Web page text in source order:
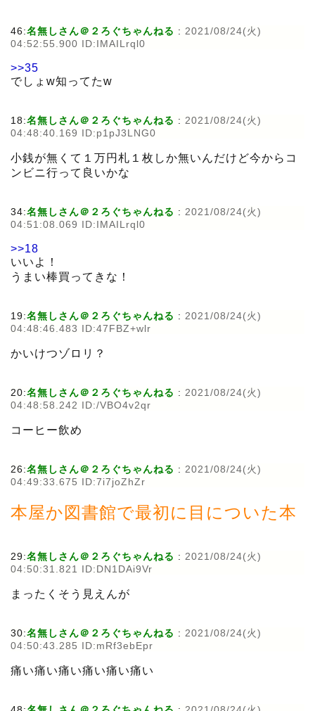
46:名無しさん＠２ろぐちゃんねる : 2021/08/24(火)
04:52:55.900 ID:IMAILrql0
>>35
でしょw知ってたw
18:名無しさん＠２ろぐちゃんねる : 2021/08/24(火)
04:48:40.169 ID:p1pJ3LNG0
小銭が無くて１万円札１枚しか無いんだけど今からコ
ンビニ行って良いかな
34:名無しさん＠２ろぐちゃんねる : 2021/08/24(火)
04:51:08.069 ID:IMAILrql0
>>18
いいよ！
うまい棒買ってきな！
19:名無しさん＠２ろぐちゃんねる : 2021/08/24(火)
04:48:46.483 ID:47FBZ+wlr
かいけつゾロリ？
20:名無しさん＠２ろぐちゃんねる : 2021/08/24(火)
04:48:58.242 ID:/VBO4v2qr
コーヒー飲め
26:名無しさん＠２ろぐちゃんねる : 2021/08/24(火)
04:49:33.675 ID:7i7joZhZr
本屋か図書館で最初に目についた本
29:名無しさん＠２ろぐちゃんねる : 2021/08/24(火)
04:50:31.821 ID:DN1DAi9Vr
まったくそう見えんが
30:名無しさん＠２ろぐちゃんねる : 2021/08/24(火)
04:50:43.285 ID:mRf3ebEpr
痛い痛い痛い痛い痛い痛い